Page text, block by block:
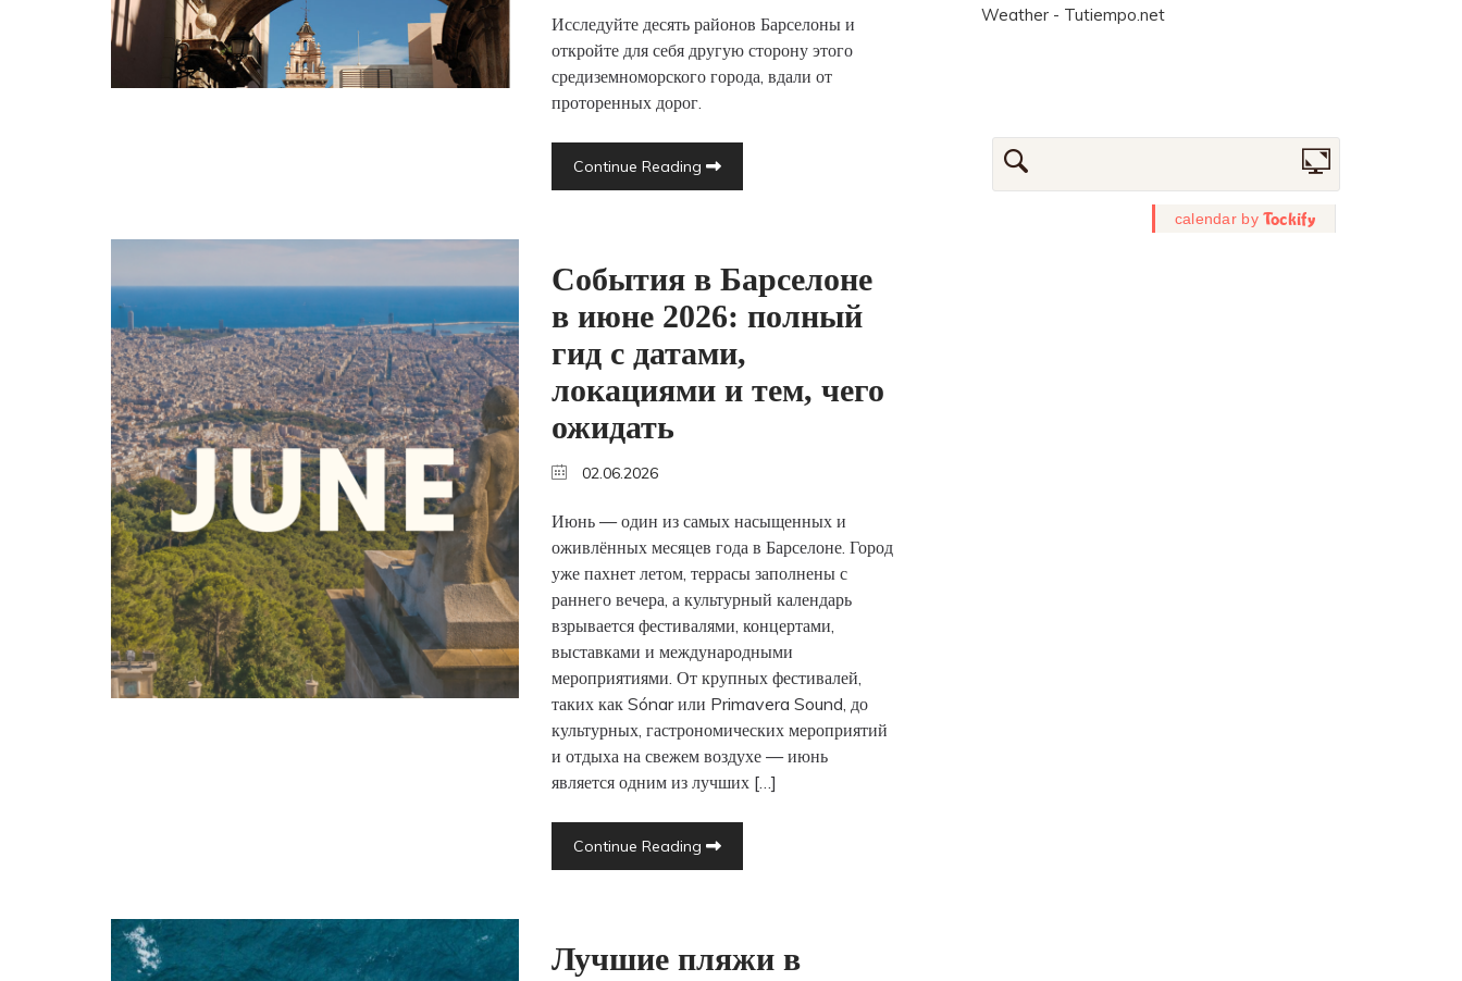
Исследуйте десять районов Барселоны и
откройте для себя другую сторону этого
средиземноморского города, вдали от
проторенных дорог.
Continue Reading
События в Барселоне
в июне 2026: полный
гид с датами,
локациями и тем, чего
ожидать
02.06.2026
Июнь — один из самых насыщенных и
оживлённых месяцев года в Барселоне. Город
уже пахнет летом, террасы заполнены с
раннего вечера, а культурный календарь
взрывается фестивалями, концертами,
выставками и международными
мероприятиями. От крупных фестивалей,
таких как Sónar или Primavera Sound, до
культурных, гастрономических мероприятий
и отдыха на свежем воздухе — июнь
является одним из лучших […]
Continue Reading
Лучшие пляжи в
Weather - Tutiempo.net